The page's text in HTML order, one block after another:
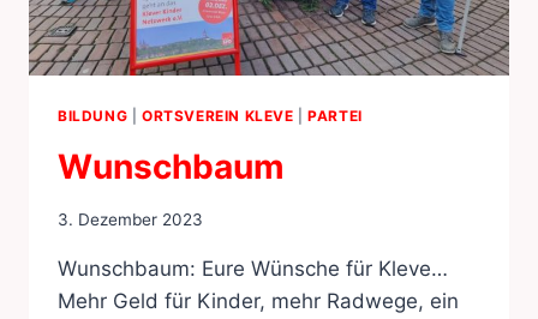
BILDUNG ORTSVEREIN KLEVE |PARTEI
Wunschbaum
3. Dezember 2023
Wunschbaum: Eure Wünsche für Kleve…
Mehr Geld für Kinder, mehr Radwege, ein